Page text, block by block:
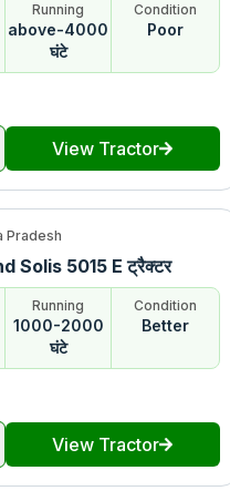
Running
above-4000
घंटे
Condition
Poor
View Tractor
Pradesh
Solis 5015 E ट्रैक्टर
Running
1000-2000
घंटे
Condition
Better
View Tractor